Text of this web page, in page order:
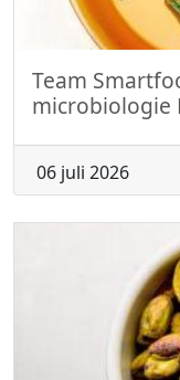
Team
microbiologie
06 juli 2026